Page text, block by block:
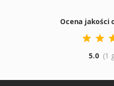
Ocena jakości
5.0 (1